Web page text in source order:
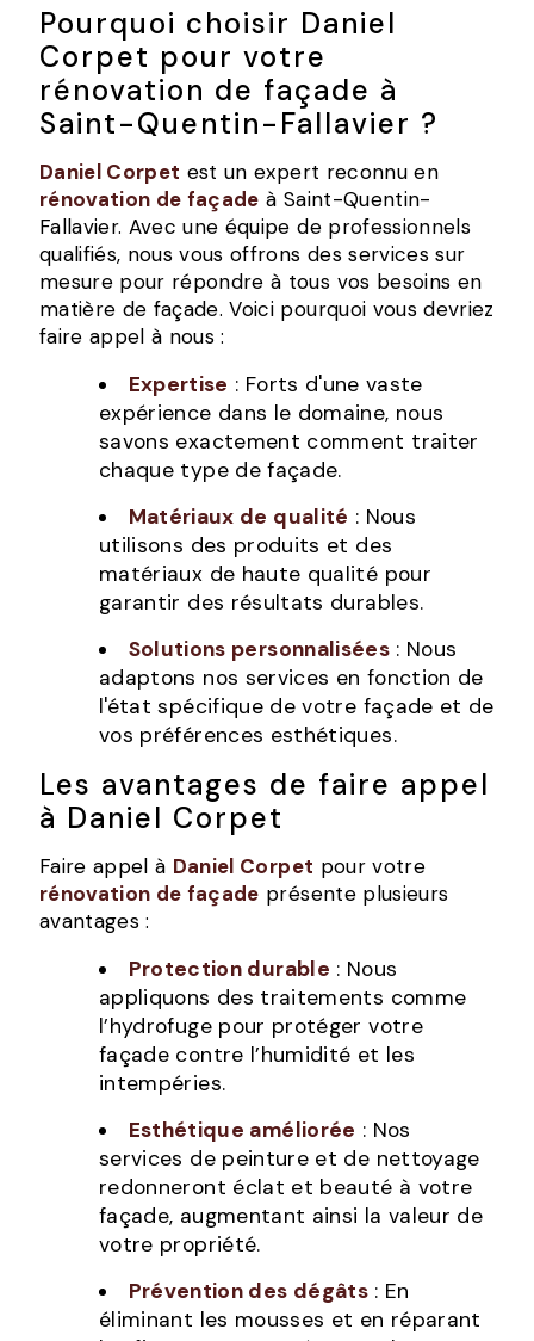
Pourquoi choisir Daniel
Corpet pour votre
rénovation de façade à
Saint-Quentin-Fallavier ?
Daniel Corpet est un expert reconnu en
rénovation de façade à Saint-Quentin-
Fallavier. Avec une équipe de professionnels
qualifiés, nous vous offrons des services sur
mesure pour répondre à tous vos besoins en
matière de façade. Voici pourquoi vous devriez
faire appel à nous :
Expertise : Forts d'une vaste
expérience dans le domaine, nous
savons exactement comment traiter
chaque type de façade.
Matériaux de qualité : Nous
utilisons des produits et des
matériaux de haute qualité pour
garantir des résultats durables.
Solutions personnalisées : Nous
adaptons nos services en fonction de
l'état spécifique de votre façade et de
vos préférences esthétiques.
Les avantages de faire appel
à Daniel Corpet
Faire appel à Daniel Corpet pour votre
rénovation de façade présente plusieurs
avantages :
Protection durable : Nous
appliquons des traitements comme
l’hydrofuge pour protéger votre
façade contre l’humidité et les
intempéries.
Esthétique améliorée : Nos
services de peinture et de nettoyage
redonneront éclat et beauté à votre
façade, augmentant ainsi la valeur de
votre propriété.
Prévention des dégâts : En
éliminant les mousses et en réparant